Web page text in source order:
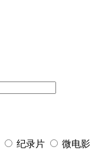
纪录片
微电影